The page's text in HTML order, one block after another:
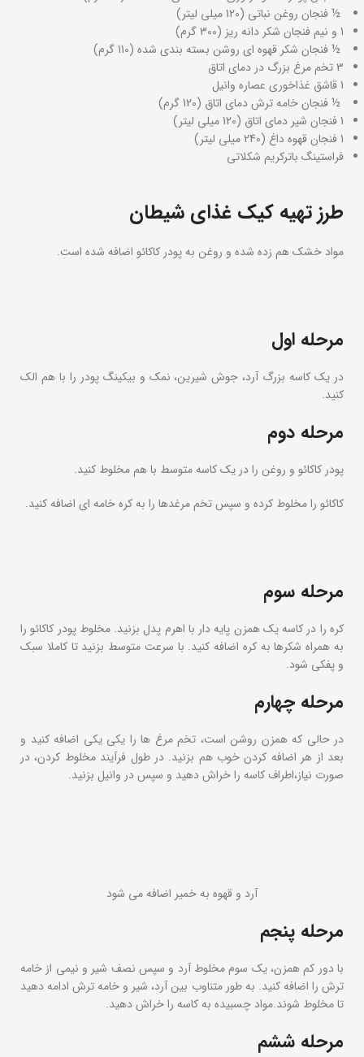
½ فنجان روغن نباتی (120 میلی لیتر)
1 و نیم فنجان شکر دانه ریز (300 گرم)
½ فنجان شکر قهوه ای روشن بسته بندی شده (110 گرم)
3 تخم مرغ بزرگ در دمای اتاق
1 قاشق غذاخوری عصاره وانیل
½ فنجان خامه ترش دمای اتاق (120 گرم)
1 فنجان شیر دمای اتاق (120 میلی لیتر)
1 فنجان قهوه داغ (240 میلی لیتر)
فراستینگ باترکریم شکلاتی
طرز تهیه کیک غذای شیطان
مواد خشک هم زده شده و روغن به پودر کاکائو اضافه شده است.
مرحله اول
در یک کاسه بزرگ آرد، جوش شیرین، نمک و بیکینگ پودر را با هم الک
کنید.
مرحله دوم
پودر کاکائو و روغن را در یک کاسه متوسط با هم مخلوط کنید.
کاکائو را مخلوط کرده و سپس تخم مرغدها را به کره خامه ای اضافه کنید.
مرحله سوم
کره را در کاسه یک همزن پایه دار با اهرم پدل بزنید. مخلوط پودر کاکائو را
به همراه شکرها به کره اضافه کنید. با سرعت متوسط بزنید تا کاملا سبک
و پفکی شود.
مرحله چهارم
در حالی که همزن روشن است، تخم مرغ ها را یکی یکی اضافه کنید و
بعد از هر اضافه کردن خوب هم بزنید. در طول فرآیند مخلوط کردن، در
صورت نیاز،اطراف کاسه را خراش دهید و سپس در وانیل بزنید.
آرد و قهوه به خمیر اضافه می شود
مرحله پنجم
با دور کم همزن، یک سوم مخلوط آرد و سپس نصف شیر و نیمی از خامه
ترش را اضافه کنید. به طور متناوب بین آرد، شیر و خامه ترش ادامه دهید
تا مخلوط شوند.مواد چسبیده به کاسه را خراش دهید.
مرحله ششم